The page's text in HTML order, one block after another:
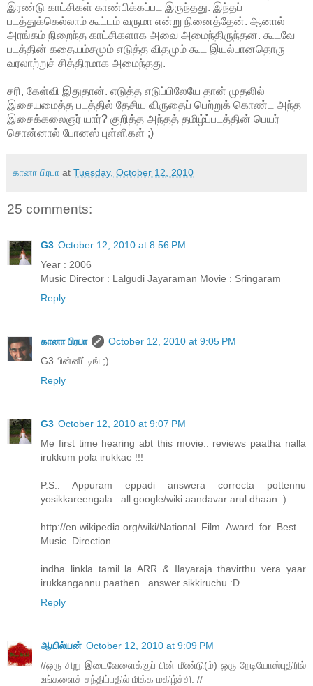
இரண்டு காட்சிகள் காண்பிக்கப்பட இருந்தது. இந்தப்
படத்துக்கெல்லாம் கூட்டம் வருமா என்று நினைத்தேன். ஆனால்
அரங்கம் நிறைந்த காட்சிகளாக அவை அமைந்திருந்தன. கூடவே
படத்தின் கதையம்சமும் எடுத்த விதமும் கூட இயல்பானதொரு
வரலாற்றுச் சித்திரமாக அமைந்தது.
சரி, கேள்வி இதுதான். எடுத்த எடுப்பிலேயே தான் முதலில்
இசையமைத்த படத்தில் தேசிய விருதைப் பெற்றுக் கொண்ட அந்த
இசைக்கலைஞர் யார்? குறித்த அந்தத் தமிழ்ப்படத்தின் பெயர்
சொன்னால் போனஸ் புள்ளிகள் ;)
கானா பிரபா at Tuesday, October 12, 2010
25 comments:
G3 October 12, 2010 at 8:56 PM
Year : 2006
Music Director : Lalgudi Jayaraman Movie : Sringaram
Reply
கானா பிரபா
October 12, 2010 at 9:05 PM
G3 பின்னீட்டிங் ;)
Reply
G3 October 12, 2010 at 9:07 PM
Me first time hearing abt this movie.. reviews paatha nalla
irukkum pola irukkae !!!
P.S.. Appuram eppadi answera correcta pottennu
yosikkareengala.. all google/wiki aandavar arul dhaan :)
http://en.wikipedia.org/wiki/National_Film_Award_for_Best_
Music_Direction
indha linkla tamil la ARR & Ilayaraja thavirthu vera yaar
irukkangannu paathen.. answer sikkiruchu :D
Reply
ஆயில்யன் October 12, 2010 at 9:09 PM
//ஒரு சிறு இடைவேளைக்குப் பின் மீண்டு(ம்) ஒரு றேடியோஸ்புதிரில்
உங்களைச் சந்திப்பதில் மிக்க மகிழ்ச்சி. //